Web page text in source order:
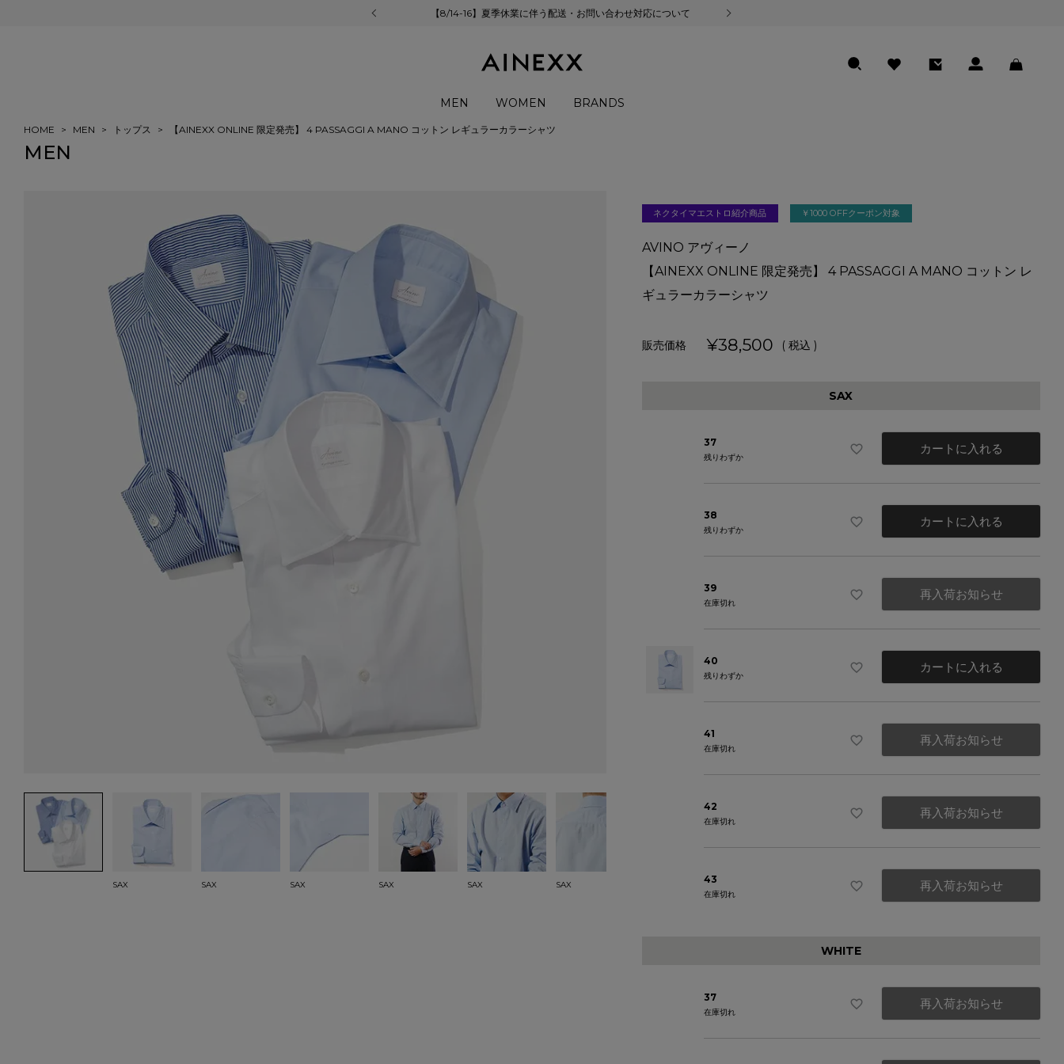
【8/14-16】夏季休業に伴う配送・お問い合わせ対応について
MEN WOMEN BRANDS
HOME MEN トップス 【AINEXX ONLINE 限定発売】 4 PASSAGGI A MANO コットン レギュラーカラーシャツ
MEN
SAX SAX SAX SAX SAX SAX WHITE STRIPE
ネクタイマエストロ紹介商品 ￥1000 OFFクーポン対象
AVINO アヴィーノ
【AINEXX ONLINE 限定発売】 4 PASSAGGI A MANO コットン レ
ギュラーカラーシャツ
¥38,500 税込
SAX
37
残りわずか
カートに入れる
38
残りわずか
カートに入れる
39
在庫切れ
再入荷お知らせ
40
残りわずか
カートに入れる
41
在庫切れ
再入荷お知らせ
42
在庫切れ
再入荷お知らせ
43
在庫切れ
再入荷お知らせ
WHITE
37
在庫切れ
再入荷お知らせ